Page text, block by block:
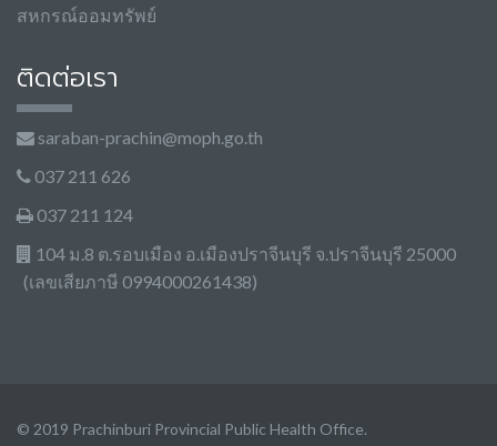
สหกรณ์ออมทรัพย์
ติดต่อเรา
saraban-prachin@moph.go.th
037 211 626
037 211 124
104 ม.8 ต.รอบเมือง อ.เมืองปราจีนบุรี จ.ปราจีนบุรี 25000
(เลขเสียภาษี 0994000261438)
© 2019 Prachinburi Provincial Public Health Office.